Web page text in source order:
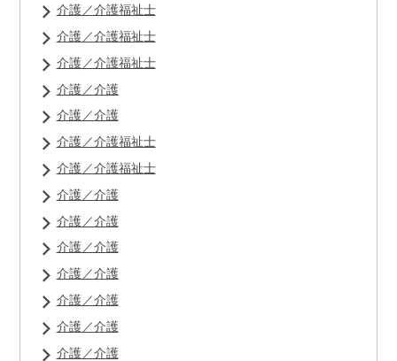
介護／介護福祉士
介護／介護福祉士
介護／介護福祉士
介護／介護
介護／介護
介護／介護福祉士
介護／介護福祉士
介護／介護
介護／介護
介護／介護
介護／介護
介護／介護
介護／介護
介護／介護